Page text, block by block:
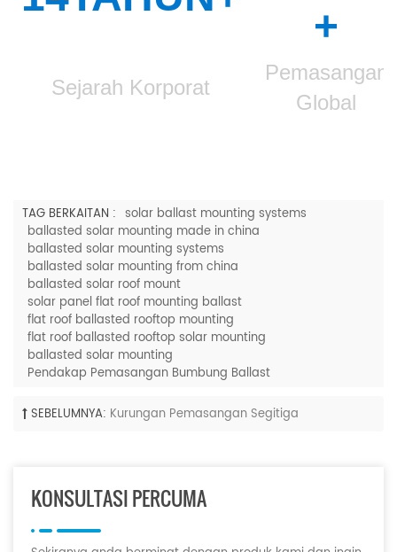
+
Sejarah Korporat
Pemasangan
Global
TAG BERKAITAN : solar ballast mounting systems
ballasted solar mounting made in china
ballasted solar mounting systems
ballasted solar mounting from china
ballasted solar roof mount
solar panel flat roof mounting ballast
flat roof ballasted rooftop mounting
flat roof ballasted rooftop solar mounting
ballasted solar mounting
Pendakap Pemasangan Bumbung Ballast
SEBELUMNYA: Kurungan Pemasangan Segitiga
KONSULTASI PERCUMA